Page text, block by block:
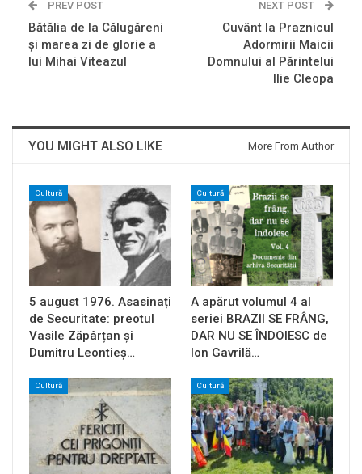
PREV POST
Bătălia de la Călugăreni
și marea zi de glorie a
lui Mihai Viteazul
NEXT POST
Cuvânt la Praznicul
Adormirii Maicii
Domnului al Părintelui
Ilie Cleopa
YOU MIGHT ALSO LIKE More From Author
Cultură
5 august 1976. Asasinați
de Securitate: preotul
Vasile Zăpârțan și
Dumitru Leontieș…
Cultură
A apărut volumul 4 al
seriei BRAZII SE FRÂNG,
DAR NU SE ÎNDOIESC de
Ion Gavrilă…
Cultură Cultură